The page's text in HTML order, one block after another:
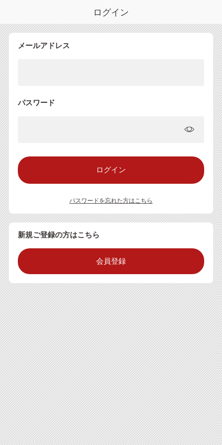
ログイン
メールアドレス
パスワード
パスワードを忘れた方はこちら
新規ご登録の方はこちら
会員登録